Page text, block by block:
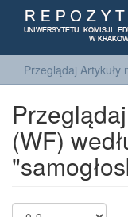
Przeglądaj Artykuły
(WF)